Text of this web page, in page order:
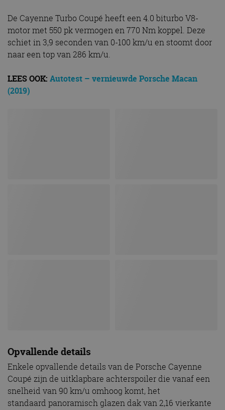
De Cayenne Turbo Coupé heeft een 4.0 biturbo V8-
motor met 550 pk vermogen en 770 Nm koppel. Deze
schiet in 3,9 seconden van 0-100 km/u en stoomt door
naar een top van 286 km/u.
LEES OOK: Autotest – vernieuwde Porsche Macan
(2019)
Opvallende details
Enkele opvallende details van de Porsche Cayenne
Coupé zijn de uitklapbare achterspoiler die vanaf een
snelheid van 90 km/u omhoog komt, het
standaard panoramisch glazen dak van 2,16 vierkante